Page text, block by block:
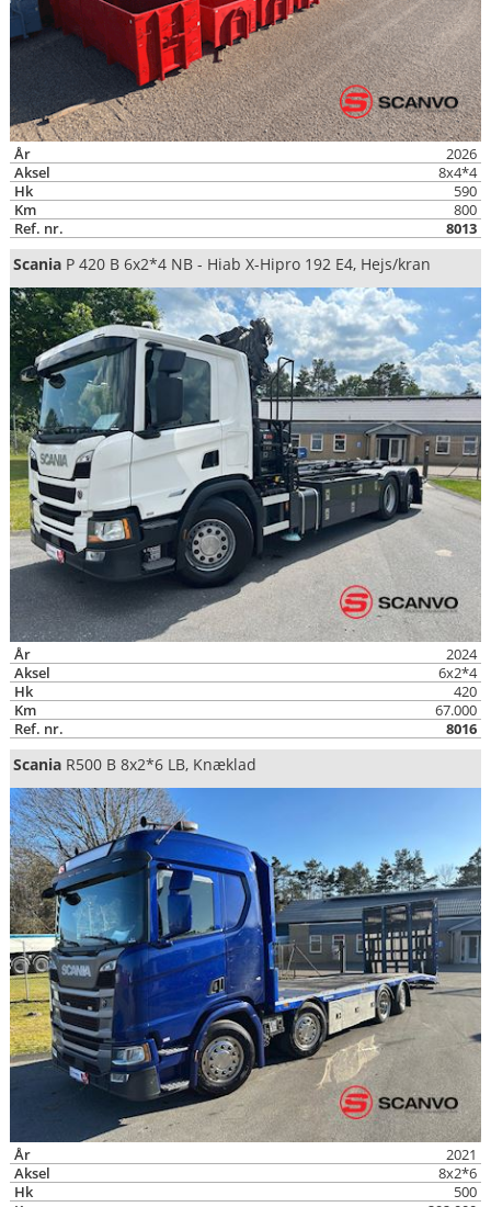
År
2026
Aksel
8x4*4
Hk
590
Km
800
Ref. nr.
8013
ScaniaP 420 B 6x2*4 NB - Hiab X-Hipro 192 E4, Hejs/kran
År
2024
Aksel
6x2*4
Hk
420
Km
67.000
Ref. nr.
8016
ScaniaR500 B 8x2*6 LB, Knæklad
År
2021
Aksel
8x2*6
Hk
500